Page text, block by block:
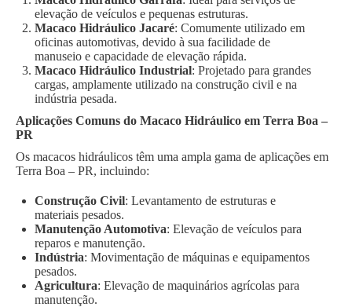
elevação de veículos e pequenas estruturas.
Macaco Hidráulico Jacaré: Comumente utilizado em
oficinas automotivas, devido à sua facilidade de
manuseio e capacidade de elevação rápida.
Macaco Hidráulico Industrial: Projetado para grandes
cargas, amplamente utilizado na construção civil e na
indústria pesada.
Aplicações Comuns do Macaco Hidráulico em Terra Boa –
PR
Os macacos hidráulicos têm uma ampla gama de aplicações em
Terra Boa – PR, incluindo:
Construção Civil: Levantamento de estruturas e
materiais pesados.
Manutenção Automotiva: Elevação de veículos para
reparos e manutenção.
Indústria: Movimentação de máquinas e equipamentos
pesados.
Agricultura: Elevação de maquinários agrícolas para
manutenção.